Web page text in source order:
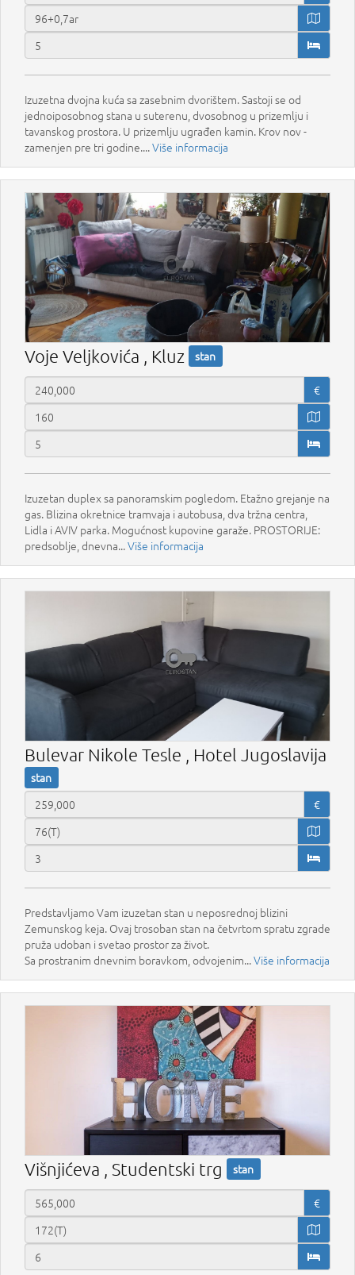
Izuzetna dvojna kuća sa zasebnim dvorištem. Sastoji se od
jednoiposobnog stana u suterenu, dvosobnog u prizemlju i
tavanskog prostora. U prizemlju ugrađen kamin. Krov nov -
zamenjen pre tri godine....Više informacija
Voje Veljkovića , Kluz stan
€
Izuzetan duplex sa panoramskim pogledom. Etažno grejanje na
gas. Blizina okretnice tramvaja i autobusa, dva tržna centra,
Lidla i AVIV parka. Mogućnost kupovine garaže. PROSTORIJE:
predsoblje, dnevna...Više informacija
Bulevar Nikole Tesle , Hotel Jugoslavija
stan
€
Predstavljamo Vam izuzetan stan u neposrednoj blizini
Zemunskog keja. Ovaj trosoban stan na četvrtom spratu zgrade
pruža udoban i svetao prostor za život.
Sa prostranim dnevnim boravkom, odvojenim...Više informacija
Višnjićeva , Studentski trg stan
€